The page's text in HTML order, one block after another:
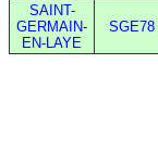
SAINT-
GERMAIN-
EN-LAYE
SGE78